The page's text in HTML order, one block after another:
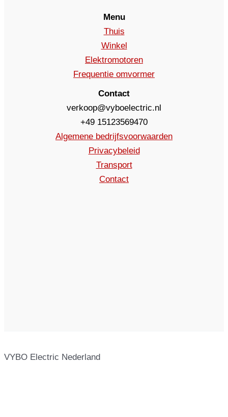
Menu
Thuis
Winkel
Elektromotoren
Frequentie omvormer
Contact
verkoop@vyboelectric.nl
+49 15123569470
Algemene bedrijfsvoorwaarden
Privacybeleid
Transport
Contact
VYBO Electric Nederland